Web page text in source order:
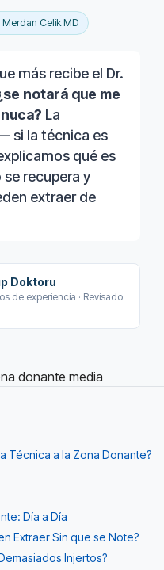
Merdan Celik MD
más recibe el Dr.
notará que me
La
si la técnica es
qué es
se recupera y
extraer de
Doktoru
de experiencia · Revisado
donante media
Técnica a la Zona Donante?
Día a Día
Extraer Sin que se Note?
Injertos?